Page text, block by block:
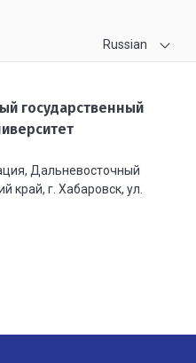
Russian
государственный
Дальневосточный
край, г. Хабаровск, ул.